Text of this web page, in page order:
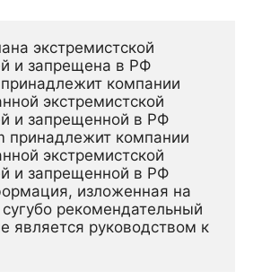
экстремистской
и запрещена в РФ
компании
экстремистской
и запрещенной в РФ
принадлежит компании
экстремистской
и запрещенной в РФ
изложенная на
сугубо рекомендательный
является руководством к